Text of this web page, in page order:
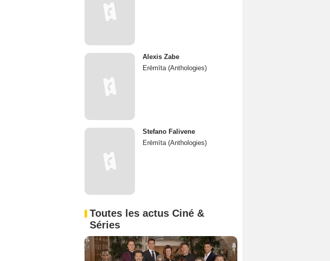
Alexis Zabe
Erēmīta (Anthologies)
Stefano Falivene
Erēmīta (Anthologies)
Toutes les actus Ciné &
Séries